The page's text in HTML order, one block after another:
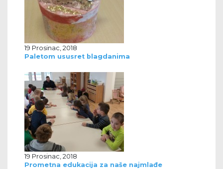
19 Prosinac, 2018
Paletom ususret blagdanima
19 Prosinac, 2018
Prometna edukacija za naše najmlađe